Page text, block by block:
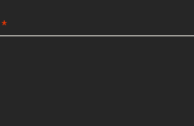
*